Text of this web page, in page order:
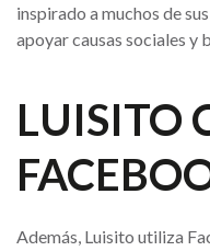
inspirado a muchos de
apoyar causas sociales y
LUISITO
Además, Luisito utiliza